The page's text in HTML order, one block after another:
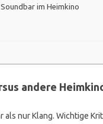
im Heimkino
andere
nur Klang. Wichtige